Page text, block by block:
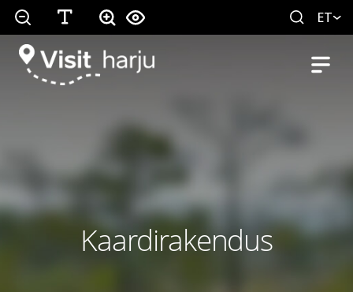
ET
Kaardirakendus